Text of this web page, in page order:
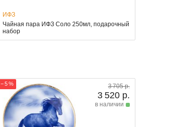
ИФЗ
Чайная пара ИФЗ Соло 250мл, подарочный
набор
− 5 % 3 705 р.
3 520 р.
в наличии